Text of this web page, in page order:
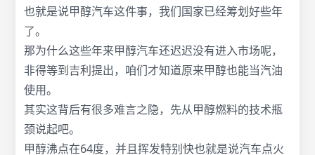
也就是说甲醇汽车这件事，我们国家已经筹划好些年
了。
那为什么这些年来甲醇汽车还迟迟没有进入市场呢，
非得等到吉利提出，咱们才知道原来甲醇也能当汽油
使用。
其实这背后有很多难言之隐，先从甲醇燃料的技术瓶
颈说起吧。
甲醇沸点在64度，并且挥发特别快也就是说汽车点火